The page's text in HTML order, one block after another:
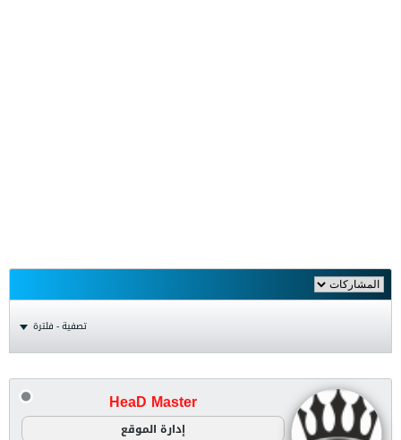
تصفية - فلترة
HeaD Master
إدارة الموقع